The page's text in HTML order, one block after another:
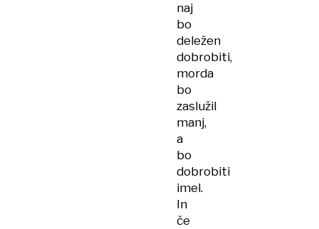
naj
bo
deležen
dobrobiti,
morda
bo
zaslužil
manj,
a
bo
dobrobiti
imel.
In
če